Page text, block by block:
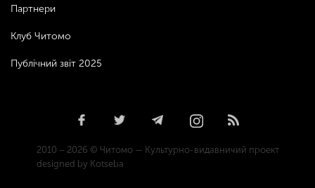
Партнери
Клуб Читомо
Публічний звіт 2025
2010 – 2026 © Читомо — Культурно-видавничий проект
designed by Kotseba